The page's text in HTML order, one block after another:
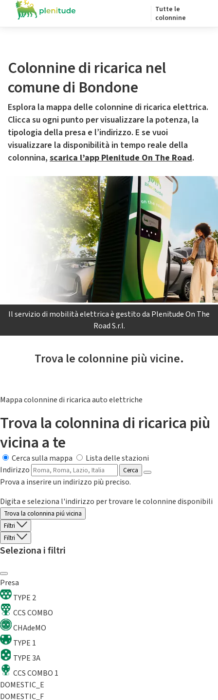
Tutte le
colonnine
Colonnine di ricarica nel
comune di Bondone
Esplora la mappa delle colonnine di ricarica elettrica.
Clicca su ogni punto per visualizzare la potenza, la
tipologia della presa e l’indirizzo. E se vuoi
visualizzare la disponibilità in tempo reale della
colonnina, scarica l’app Plenitude On The Road.
Il servizio di mobilità elettrica è gestito da Plenitude On The
Road S.r.l.
Trova le colonnine più vicine.
Mappa colonnine di ricarica auto elettriche
Trova la colonnina di ricarica più
vicina a te
Cerca sulla mappa
Lista delle stazioni
Indirizzo
Cerca
Prova a inserire un indirizzo più preciso.
Digita e seleziona l'indirizzo per trovare le colonnine disponibili
Trova la colonnina piú vicina
Filtri
Filtri
Seleziona i filtri
Presa
TYPE 2
CCS COMBO
CHAdeMO
TYPE 1
TYPE 3A
CCS COMBO 1
DOMESTIC_E
DOMESTIC_F